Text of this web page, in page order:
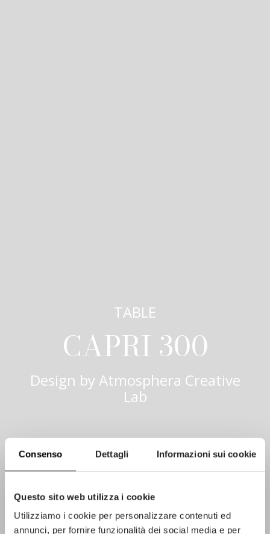
Consenso Dettagli Informazioni sui cookie
Questo sito web utilizza i cookie
Utilizziamo i cookie per personalizzare contenuti ed
annunci, per fornire funzionalità dei social media e per
TABLE
CAPRI 300
Design byAtmosphera Creative
Lab